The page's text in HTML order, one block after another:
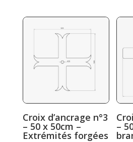
prix :
Croix d’ancrage n°3
– 50 x 50cm –
Extrémités forgées
–